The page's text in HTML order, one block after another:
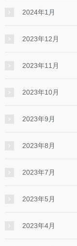
2024年1月
2023年12月
2023年11月
2023年10月
2023年9月
2023年8月
2023年7月
2023年5月
2023年4月